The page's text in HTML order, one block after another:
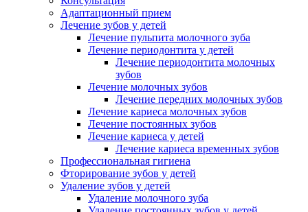
Адаптационный прием
Лечение зубов у детей
Лечение пульпита молочного зуба
Лечение периодонтита у детей
Лечение периодонтита молочных
зубов
Лечение молочных зубов
Лечение передних молочных зубов
Лечение кариеса молочных зубов
Лечение постоянных зубов
Лечение кариеса у детей
Лечение кариеса временных зубов
Профессиональная гигиена
Фторирование зубов у детей
Удаление зубов у детей
Удаление молочного зуба